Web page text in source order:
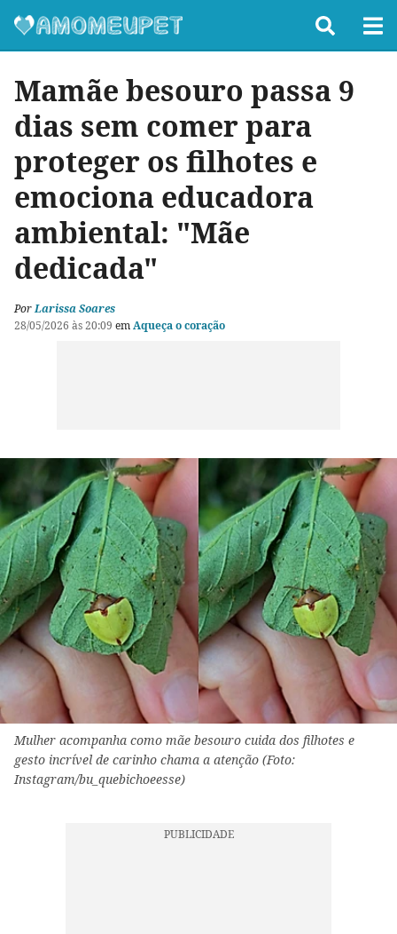
Mamãe besouro passa 9
dias sem comer para
proteger os filhotes e
emociona educadora
ambiental: "Mãe
dedicada"
PorLarissa Soares
28/05/2026 às 20:09 emAqueça o coração
Mulher acompanha como mãe besouro cuida dos filhotes e
gesto incrível de carinho chama a atenção (Foto:
Instagram/bu_quebichoeesse)